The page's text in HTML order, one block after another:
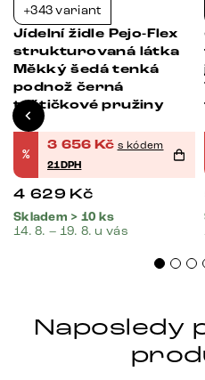
+343 variant
Jídelní židle Pejo-Flex
strukturovaná látka
Měkký šedá tenká
podnož černá
taštičkové pružiny
%
3 656 Kč s kódem
21DPH
4 629 Kč
Skladem > 10 ks
14. 8. – 19. 8. u vás
Naposledy